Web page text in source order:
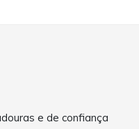
e de confiança